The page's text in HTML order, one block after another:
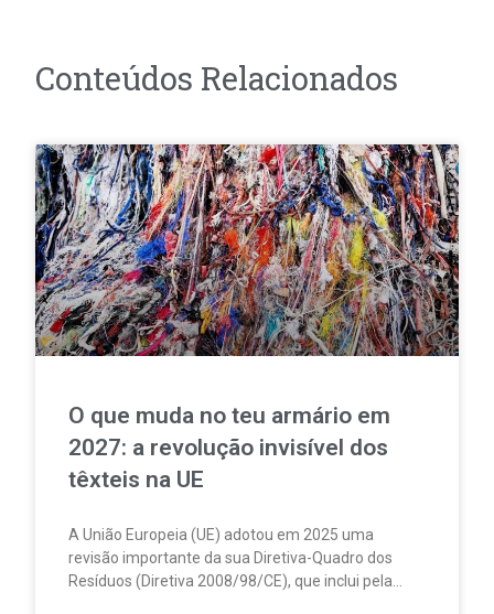
Conteúdos Relacionados
O que muda no teu armário em
2027: a revolução invisível dos
têxteis na UE
A União Europeia (UE) adotou em 2025 uma
revisão importante da sua Diretiva-Quadro dos
Resíduos (Diretiva 2008/98/CE), que inclui pela